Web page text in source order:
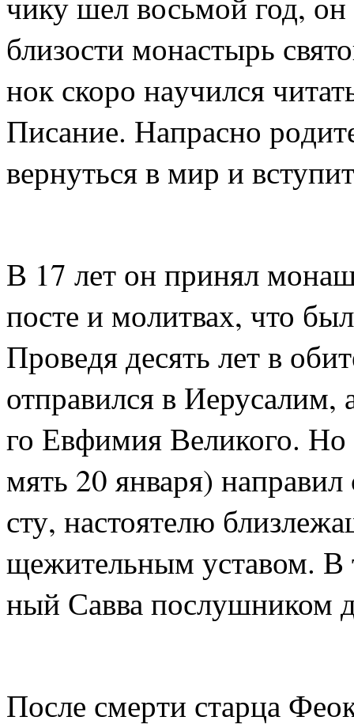
бли­зо­сти мо­на­стырь
нок ско­ро на­учил­ся
Пи­са­ние. На­прас­но
вер­нуть­ся в мир и
В 17 лет он при­нял
по­сте и мо­лит­вах, что
Про­ве­дя де­сять лет в
от­пра­вил­ся в
го Ев­фи­мия Ве­ли­ко­го.
мять 20 ян­ва­ря)
сту, на­сто­я­те­лю
ще­жи­тель­ным уста­вом.
ный Сав­ва по­слуш­ни­ком
По­сле смер­ти стар­ца